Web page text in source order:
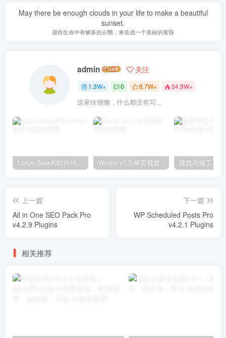
May there be enough clouds in your life to make a beautiful
sunset.
愿你生命中有够多的云翳，来造成一个美丽的黄昏
admin 关注
1.3W+ 0 6.7W+ 54.9W+
这家伙很懒，什么都没有写...
Lonyo-Sass和软件Html模板 Wexim v1.3-单页视差
上一篇
All in One SEO Pack Pro
v4.2.9 Plugins
下一篇
WP Scheduled Posts Pro
v4.2.1 Plugins
相关推荐